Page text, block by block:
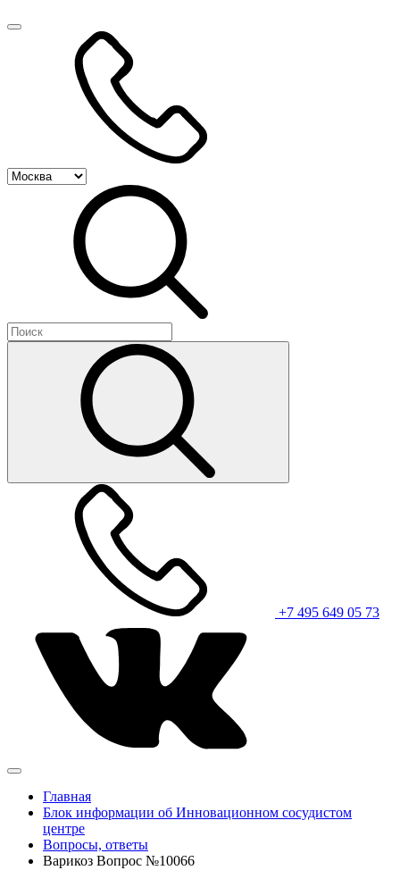
+7 495 649 05 73
Главная
Блок информации об Инновационном сосудистом
центре
Вопросы, ответы
Варикоз Вопрос №10066